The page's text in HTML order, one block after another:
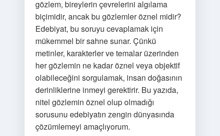
gözlem, bireylerin çevrelerini algılama
biçimidir, ancak bu gözlemler öznel midir?
Edebiyat, bu soruyu cevaplamak için
mükemmel bir sahne sunar. Çünkü
metinler, karakterler ve temalar üzerinden
her gözlemin ne kadar öznel veya objektif
olabileceğini sorgulamak, insan doğasının
derinliklerine inmeyi gerektirir. Bu yazıda,
nitel gözlemin öznel olup olmadığı
sorusunu edebiyatın zengin dünyasında
çözümlemeyi amaçlıyorum.